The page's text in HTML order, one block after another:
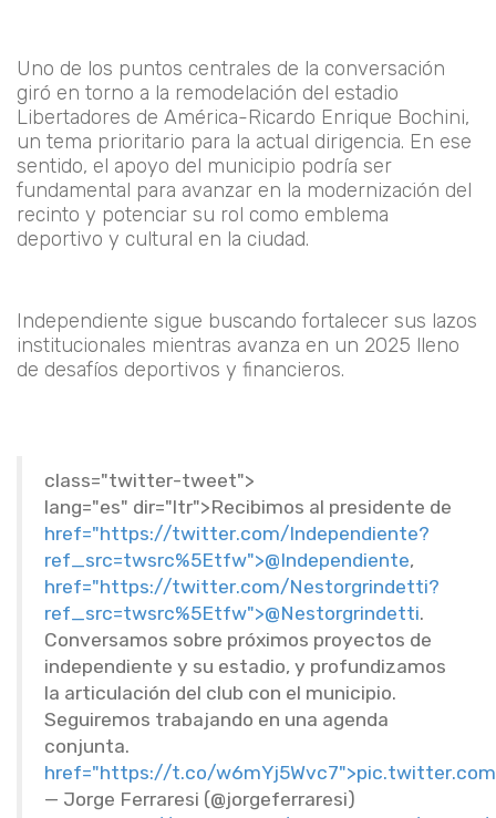
Uno de los puntos centrales de la conversación
giró en torno a la remodelación del estadio
Libertadores de América-Ricardo Enrique Bochini,
un tema prioritario para la actual dirigencia. En ese
sentido, el apoyo del municipio podría ser
fundamental para avanzar en la modernización del
recinto y potenciar su rol como emblema
deportivo y cultural en la ciudad.
Independiente sigue buscando fortalecer sus lazos
institucionales mientras avanza en un 2025 lleno
de desafíos deportivos y financieros.
class="twitter-tweet">
lang="es" dir="ltr">Recibimos al presidente de
href="https://twitter.com/Independiente?
ref_src=twsrc%5Etfw">@Independiente,
href="https://twitter.com/Nestorgrindetti?
ref_src=twsrc%5Etfw">@Nestorgrindetti.
Conversamos sobre próximos proyectos de
independiente y su estadio, y profundizamos
la articulación del club con el municipio.
Seguiremos trabajando en una agenda
conjunta.
href="https://t.co/w6mYj5Wvc7">
— Jorge Ferraresi (@jorgeferraresi)